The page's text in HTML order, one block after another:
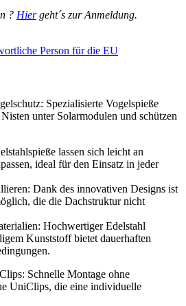
? Hiergeht´s zur Anmeldung.
Person für die EU
Spezialisierte Vogelspieße
unter Solarmodulen und schützen
lassen sich leicht an
ideal für den Einsatz in jeder
Dank des innovativen Designs ist
die die Dachstruktur nicht
Hochwertiger Edelstahl
Kunststoff bietet dauerhaften
Schnelle Montage ohne
UniClips, die eine individuelle